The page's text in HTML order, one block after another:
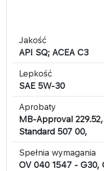
Jakość
API SQ; ACEA C3
Lepkość
SAE 5W-30
Aprobaty
MB-Approval
Standard 507 00,
Spełnia wymagania
OV 040 1547 - G30,